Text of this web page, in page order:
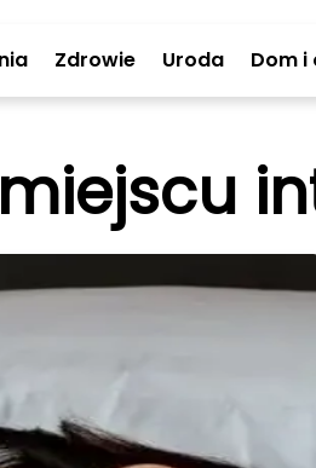
Zdrowie Uroda Dom